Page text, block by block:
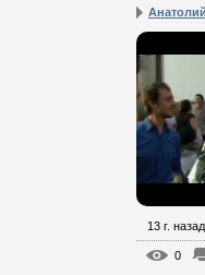
13 г. назад
0